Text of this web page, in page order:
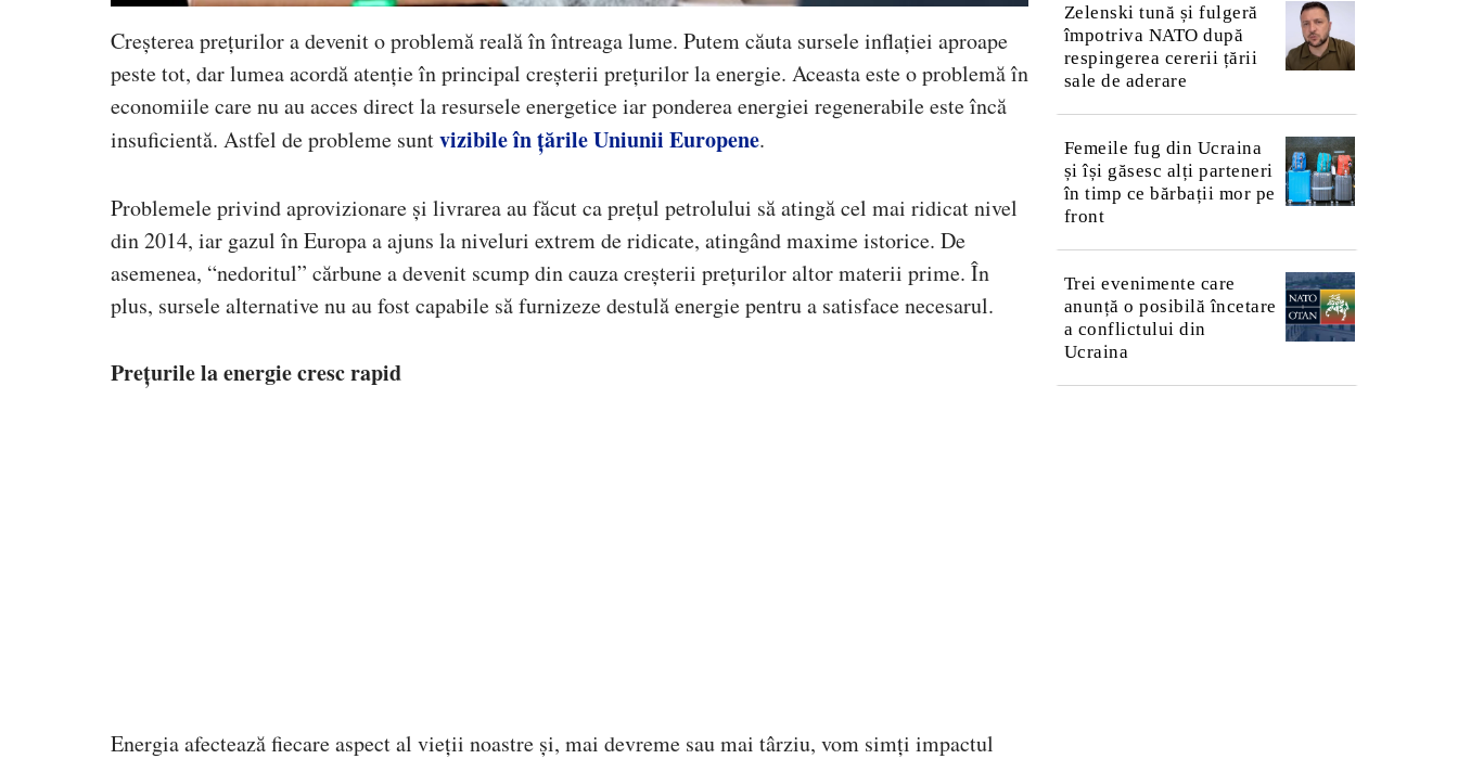
Creșterea prețurilor a devenit o problemă reală în întreaga lume. Putem căuta sursele inflației aproape
peste tot, dar lumea acordă atenție în principal creșterii prețurilor la energie. Aceasta este o problemă în
economiile care nu au acces direct la resursele energetice iar ponderea energiei regenerabile este încă
insuficientă. Astfel de probleme suntvizibile în țările Uniunii Europene.
Problemele privind aprovizionare și livrarea au făcut ca prețul petrolului să atingă cel mai ridicat nivel
din 2014, iar gazul în Europa a ajuns la niveluri extrem de ridicate, atingând maxime istorice. De
asemenea, “nedoritul” cărbune a devenit scump din cauza creșterii prețurilor altor materii prime. În
plus, sursele alternative nu au fost capabile să furnizeze destulă energie pentru a satisface necesarul.
Prețurile la energie cresc rapid
Energia afectează fiecare aspect al vieții noastre și, mai devreme sau mai târziu, vom simți impactul
Zelenski tună și fulgeră
împotriva NATO după
respingerea cererii țării
sale de aderare
Femeile fug din Ucraina
și își găsesc alți parteneri
în timp ce bărbații mor pe
front
Trei evenimente care
anunță o posibilă încetare
a conflictului din
Ucraina